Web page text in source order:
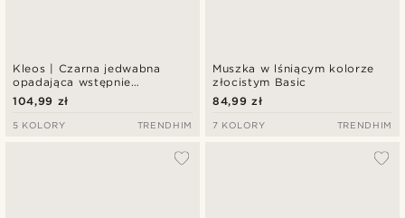
Kleos | Czarna jedwabna
opadająca wstępnie
zawiązana muszka
104,99 zł
5 KOLORY TRENDHIM
Muszka w lśniącym kolorze
złocistym Basic
84,99 zł
7 KOLORY TRENDHIM